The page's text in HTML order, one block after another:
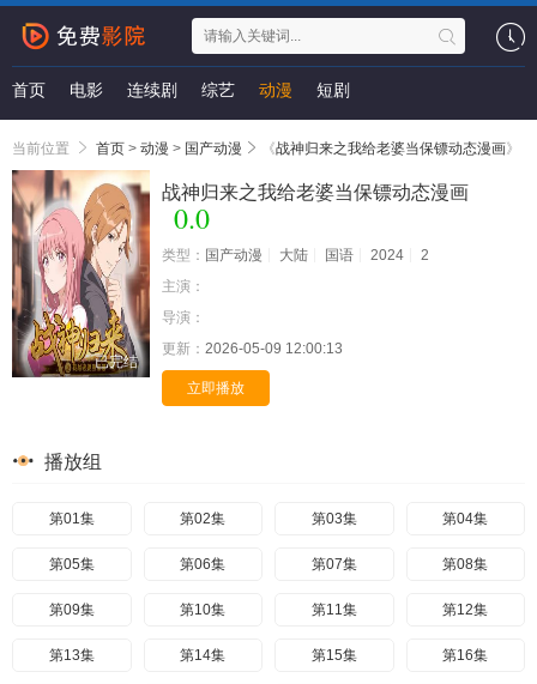
首页 电影 连续剧 综艺 动漫 短剧
当前位置 首页 > 动漫 > 国产动漫 《战神归来之我给老婆当保镖动态漫画》
已完结
战神归来之我给老婆当保镖动态漫画
0.0
类型： 国产动漫 大陆 国语 2024
2
主演：
导演：
更新： 2026-05-09 12:00:13
立即播放
播放组
第01集 第02集 第03集 第04集
第05集 第06集 第07集 第08集
第09集 第10集 第11集 第12集
第13集 第14集 第15集 第16集